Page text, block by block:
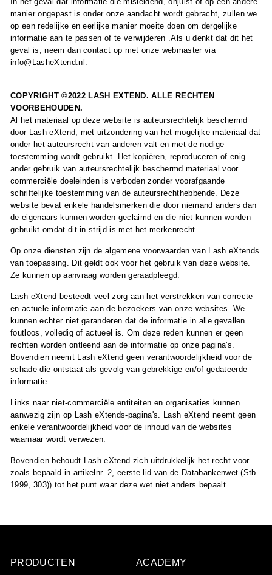
manier ongepast is onder onze aandacht wordt gebracht, zullen we
op een redelijke en eerlijke manier moeite doen om dergelijke
informatie aan te passen of te verwijderen .Als u denkt dat dit het
geval is, neem dan contact op met onze webmaster via
info@LasheXtend.nl.
COPYRIGHT ©2022 LASH EXTEND. ALLE RECHTEN
VOORBEHOUDEN.
Al het materiaal op deze website is auteursrechtelijk beschermd
door Lash eXtend, met uitzondering van het mogelijke materiaal dat
onder het auteursrecht van anderen valt en met de nodige
toestemming wordt gebruikt. Het kopiëren, reproduceren of enig
ander gebruik van auteursrechtelijk beschermd materiaal voor
commerciële doeleinden is verboden zonder voorafgaande
schriftelijke toestemming van de auteursrechthebbende. Deze
website bevat enkele handelsmerken die door niemand anders dan
de eigenaars kunnen worden geclaimd en die niet kunnen worden
gebruikt omdat dit in strijd is met het merkenrecht.
Op onze diensten zijn de algemene voorwaarden van Lash eXtends
van toepassing. Dit geldt ook voor het gebruik van deze website.
Ze kunnen op aanvraag worden geraadpleegd.
Lash eXtend besteedt veel zorg aan het verstrekken van correcte
en actuele informatie aan de bezoekers van onze websites. We
kunnen echter niet garanderen dat de informatie in alle gevallen
foutloos, volledig of actueel is. Om deze reden kunnen er geen
rechten worden ontleend aan de informatie op onze pagina's.
Bovendien neemt Lash eXtend geen verantwoordelijkheid voor de
schade die ontstaat als gevolg van gebrekkige en/of gedateerde
informatie.
Links naar niet-commerciële entiteiten en organisaties kunnen
aanwezig zijn op Lash eXtends-pagina's. Lash eXtend neemt geen
enkele verantwoordelijkheid voor de inhoud van de websites
waarnaar wordt verwezen.
Bovendien behoudt Lash eXtend zich uitdrukkelijk het recht voor
zoals bepaald in artikelnr. 2, eerste lid van de Databankenwet (Stb.
1999, 303)) tot het punt waar deze wet niet anders bepaalt
PRODUCTEN ACADEMY